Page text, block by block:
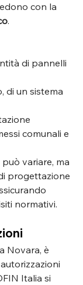
con la
.
di pannelli
di un sistema
comunali e
variare, ma
progettazione
normativi.
Novara, è
Italia si